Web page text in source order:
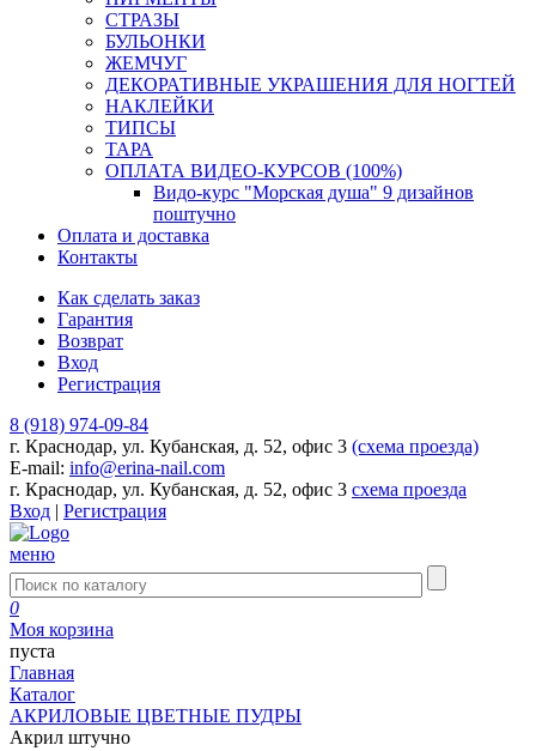
СТРАЗЫ
БУЛЬОНКИ
ЖЕМЧУГ
ДЕКОРАТИВНЫЕ УКРАШЕНИЯ ДЛЯ НОГТЕЙ
НАКЛЕЙКИ
ТИПСЫ
ТАРА
ОПЛАТА ВИДЕО-КУРСОВ (100%)
Видо-курс "Морская душа" 9 дизайнов
поштучно
Оплата и доставка
Контакты
Как сделать заказ
Гарантия
Возврат
Вход
Регистрация
8 (918) 974-09-84
г. Краснодар, ул. Кубанская, д. 52, офис 3 (схема проезда)
E-mail: info@erina-nail.com
г. Краснодар, ул. Кубанская, д. 52, офис 3 схема проезда
Вход | Регистрация
меню
0
Моя корзина
пуста
Главная
Каталог
АКРИЛОВЫЕ ЦВЕТНЫЕ ПУДРЫ
Акрил штучно